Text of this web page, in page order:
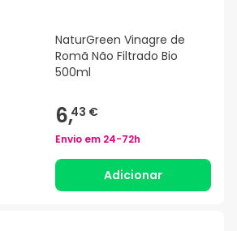
NaturGreen Vinagre de
Romã Não Filtrado Bio
500ml
6,43 €
Envio em 24-72h
Adicionar